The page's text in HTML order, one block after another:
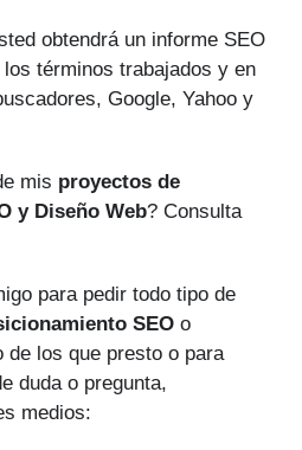
obtendrá un informe SEO
términos trabajados y en
Google, Yahoo y
mis proyectos de
y Diseño Web? Consulta
para pedir todo tipo de
SEO o
los que presto o para
duda o pregunta,
medios: